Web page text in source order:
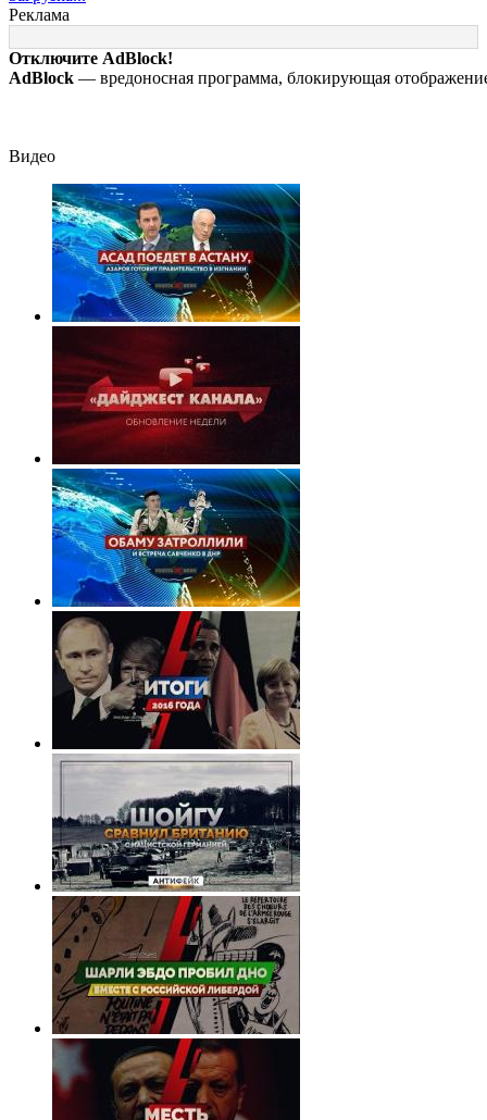
извлекали у еще
живых пациентов
всей правды о
своём отце -
история одной
последствия,
на склады
Wildberries,
Реклама
Отключите AdBlock!
AdBlock — вредоносная программа, блокирующая
Видео